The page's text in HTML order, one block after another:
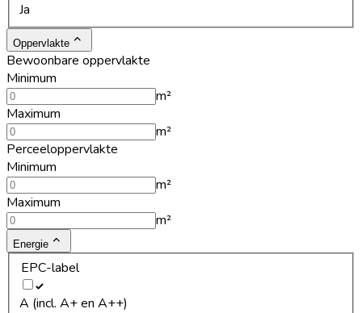
Ja
Oppervlakte
Bewoonbare oppervlakte
Minimum
m²
Maximum
m²
Perceeloppervlakte
Minimum
m²
Maximum
m²
Energie
EPC-label
A (incl. A+ en A++)